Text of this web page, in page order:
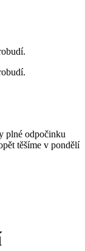
plné odpočinku
těšíme v pondělí